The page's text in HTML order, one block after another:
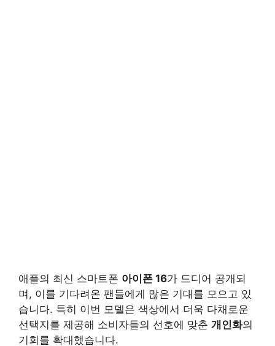
애플의 최신 스마트폰 아이폰 16가 드디어 공개되
며, 이를 기다려온 팬들에게 많은 기대를 모으고 있
습니다. 특히 이번 모델은 색상에서 더욱 다채로운
선택지를 제공해 소비자들의 선호에 맞춘 개인화의
기회를 확대했습니다.